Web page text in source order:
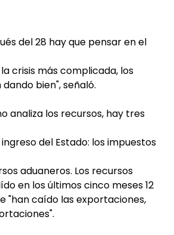
del 28 hay que pensar en el
crisis más complicada, los
bien", señaló.
analiza los recursos, hay tres
del Estado: los impuestos
aduaneros. Los recursos
en los últimos cinco meses 12
"han caído las exportaciones,